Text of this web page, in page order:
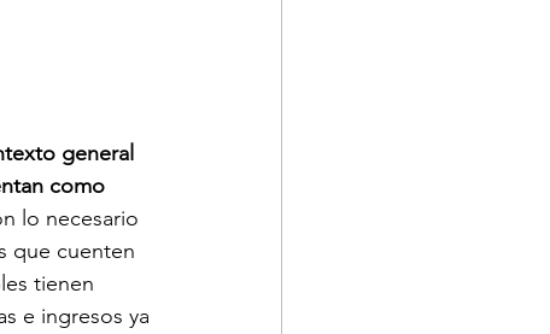
general
como
lo necesario
que cuenten
tienen
e ingresos ya